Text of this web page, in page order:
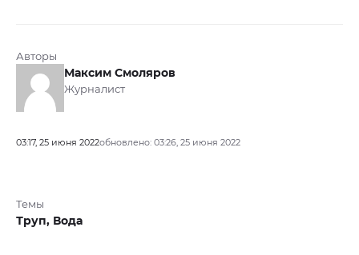
Авторы
Максим Смоляров
Журналист
03:17, 25 июня 2022обновлено: 03:26, 25 июня 2022
Темы
Труп, Вода